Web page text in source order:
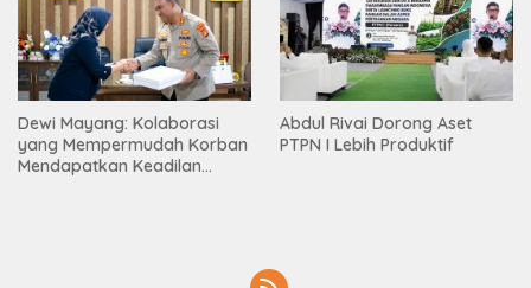
Dewi Mayang: Kolaborasi
yang Mempermudah Korban
Mendapatkan Keadilan
Abdul Rivai Dorong Aset
PTPN I Lebih Produktif